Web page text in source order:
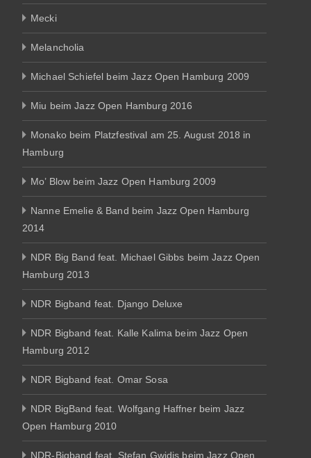
Mecki
Melancholia
Michael Schiefel beim Jazz Open Hamburg 2009
Miu beim Jazz Open Hamburg 2016
Monako beim Platzfestival am 25. August 2018 in
Hamburg
Mo’ Blow beim Jazz Open Hamburg 2009
Nanne Emelie & Band beim Jazz Open Hamburg
2014
NDR Big Band feat. Michael Gibbs beim Jazz Open
Hamburg 2013
NDR Bigband feat. Django Deluxe
NDR Bigband feat. Kalle Kalima beim Jazz Open
Hamburg 2012
NDR Bigband feat. Omar Sosa
NDR BigBand feat. Wolfgang Haffner beim Jazz
Open Hamburg 2010
NDR-Bigband feat. Stefan Gwidis beim Jazz Open